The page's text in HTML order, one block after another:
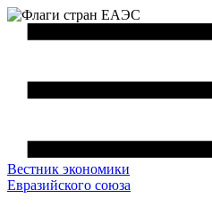
Вестник экономики
Евразийского союза